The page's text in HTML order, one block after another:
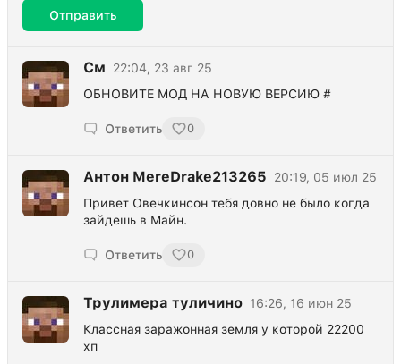
Отправить
См
22:04, 23 авг 25
ОБНОВИТЕ МОД НА НОВУЮ ВЕРСИЮ #
Ответить 0
Антон MereDrake213265
20:19, 05 июл 25
Привет Овечкинсон тебя довно не было когда
зайдешь в Майн.
Ответить 0
Трулимера туличино 16:26, 16 июн 25
Классная заражонная земля у которой 22200
хп